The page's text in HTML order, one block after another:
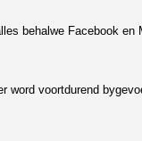
behalwe Facebook
voortdurend